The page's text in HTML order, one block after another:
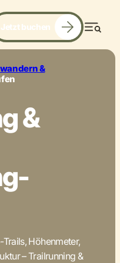
Jetzt buchen
wandern &
&
Höhenmeter,
– Trailrunning &
intensiv. flow.